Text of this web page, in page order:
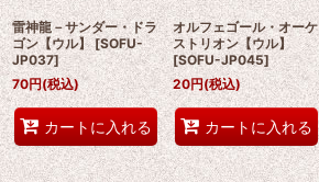
雷神龍－サンダー・ドラ
ゴン【ウル】 [SOFU-
JP037]
70円(税込)
カートに入れる
オルフェゴール・オーケ
ストリオン【ウル】
[SOFU-JP045]
20円(税込)
カートに入れる